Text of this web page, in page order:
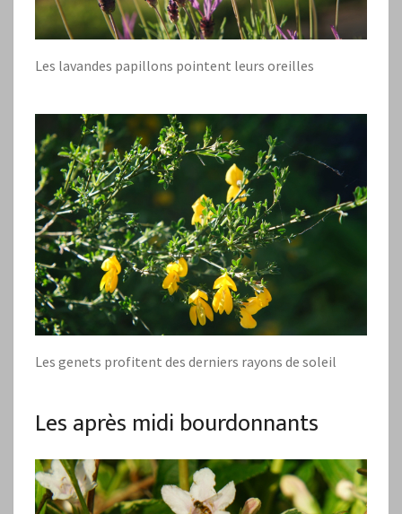
Les lavandes papillons pointent leurs oreilles
Les genets profitent des derniers rayons de soleil
Les après midi bourdonnants